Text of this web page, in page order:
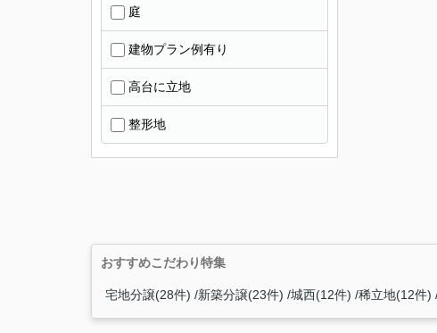
庭
建物プラン例有り
高台に立地
整形地
おすすめこだわり特集
宅地分譲(28件) 新築分譲(23件) 城西(12件) 稀立地(12件)